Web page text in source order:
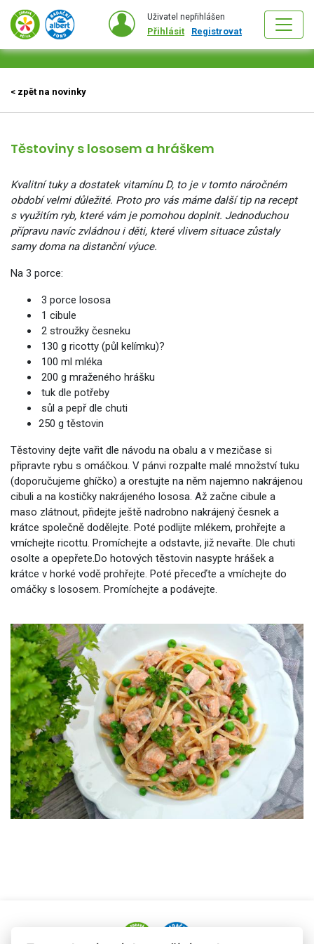
Uživatel nepřihlášen
Přihlásit Registrovat
< zpět na novinky
Těstoviny s lososem a hráškem
Kvalitní tuky a dostatek vitamínu D, to je v tomto náročném
období velmi důležité. Proto pro vás máme další tip na recept
s využitím ryb, které vám je pomohou doplnit. Jednoduchou
přípravu navíc zvládnou i děti, které vlivem situace zůstaly
samy doma na distanční výuce.
Na 3 porce:
3 porce lososa
1 cibule
2 stroužky česneku
130 g ricotty (půl kelímku)?
100 ml mléka
200 g mraženého hrášku
tuk dle potřeby
sůl a pepř dle chuti
250 g těstovin
Těstoviny dejte vařit dle návodu na obalu a v mezičase si
připravte rybu s omáčkou. V pánvi rozpalte malé množství tuku
(doporučujeme ghíčko) a orestujte na něm najemno nakrájenou
cibuli a na kostičky nakrájeného lososa. Až začne cibule a
maso zlátnout, přidejte ještě nadrobno nakrájený česnek a
krátce společně dodělejte. Poté podlijte mlékem, prohřejte a
vmíchejte ricottu. Promíchejte a odstavte, již nevařte. Dle chuti
osolte a opepřete.Do hotových těstovin nasypte hrášek a
krátce v horké vodě prohřejte. Poté přeceďte a vmíchejte do
omáčky s lososem. Promíchejte a podávejte.